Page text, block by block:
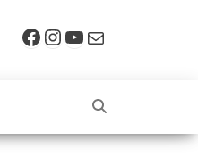
Facebook
Instagram
YouTube
E-mail